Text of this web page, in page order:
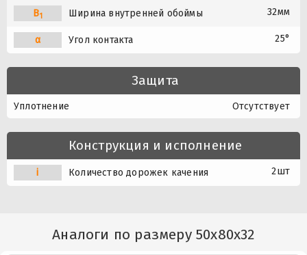
B1 Ширина внутренней обоймы 32мм
α Угол контакта 25°
Защита
Уплотнение Отсутствует
Конструкция и исполнение
i Количество дорожек качения 2шт
Аналоги по размеру 50x80x32